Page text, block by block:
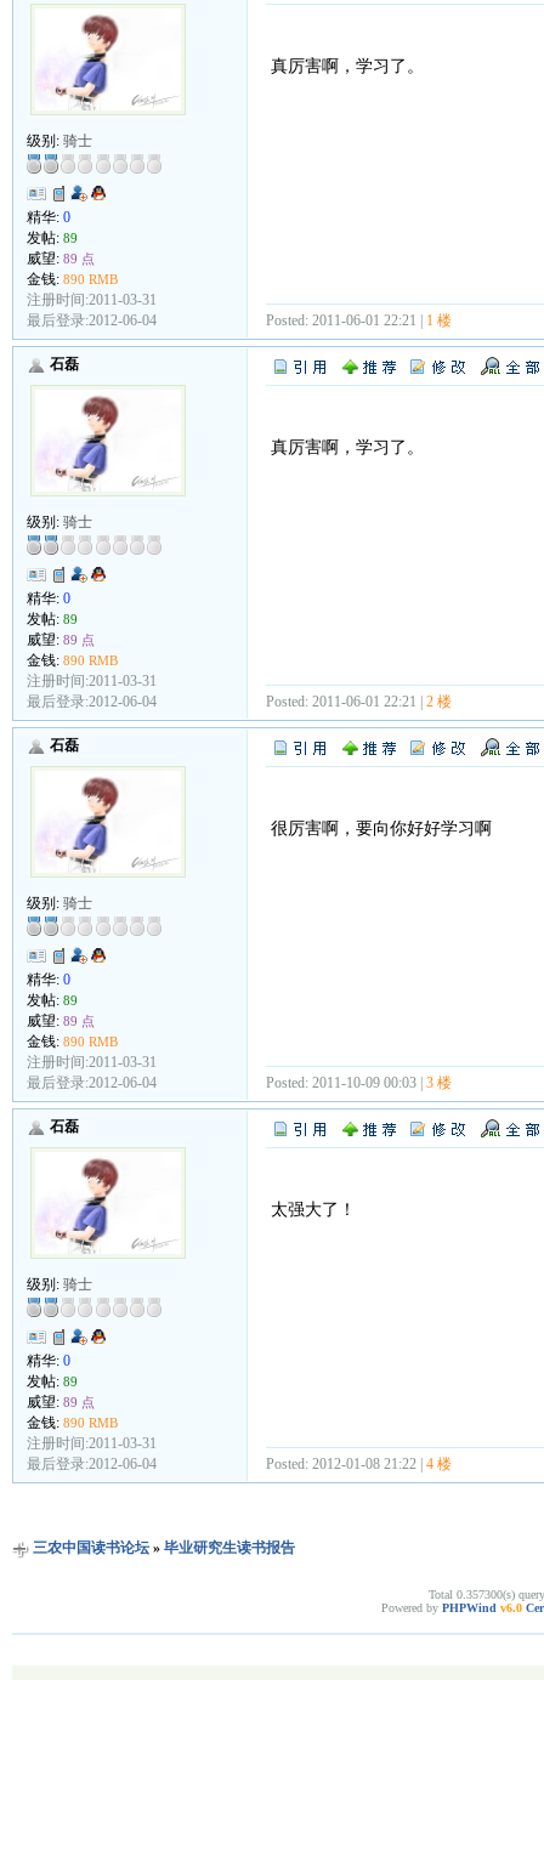
级别: 骑士
精华: 0
发帖: 89
威望: 89 点
金钱: 890 RMB
注册时间:2011-03-31
最后登录:2012-06-04
真厉害啊，学习了。
Posted: 2011-06-01 22:21 | 1 楼
石磊
级别: 骑士
精华: 0
发帖: 89
威望: 89 点
金钱: 890 RMB
注册时间:2011-03-31
最后登录:2012-06-04
真厉害啊，学习了。
Posted: 2011-06-01 22:21 | 2 楼
石磊
级别: 骑士
精华: 0
发帖: 89
威望: 89 点
金钱: 890 RMB
注册时间:2011-03-31
最后登录:2012-06-04
很厉害啊，要向你好好学习啊
Posted: 2011-10-09 00:03 | 3 楼
石磊
级别: 骑士
精华: 0
发帖: 89
威望: 89 点
金钱: 890 RMB
注册时间:2011-03-31
最后登录:2012-06-04
太强大了！
Posted: 2012-01-08 21:22 | 4 楼
三农中国读书论坛» 毕业研究生读书报告
Total 0.357300(s)
Powered by PHPWind v6.0